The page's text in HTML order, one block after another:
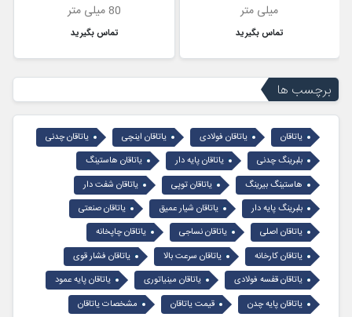
میلی متر
تماس بگیرید
80 میلی متر
تماس بگیرید
برچسب ها
یاتاقان یاتاقان فولادی یاتاقان اینچی
یاتاقان چدنی
بلبرینگ چدنی
یاتاقان پایه دار
یاتاقان هاستینگ
هاستینگ بیرینگ
یاتاقان توپی
یاتاقان شفت دار
بلبرینگ پایه دار
یاتاقان شیار عمیق
یاتاقان صنعتی
یاتاقان اصلی
یاتاقان نساجی
یاتاقان چاپخانه
یاتاقان کارخانه
یاتاقان سرعت بالا
یاتاقان فشار قوی
یاتاقان قفسه فولادی
یاتاقان مینیاتوری
یاتاقان پایه عمود
یاتاقان پایه چدن
قیمت یاتاقان
مشخصات یاتاقان